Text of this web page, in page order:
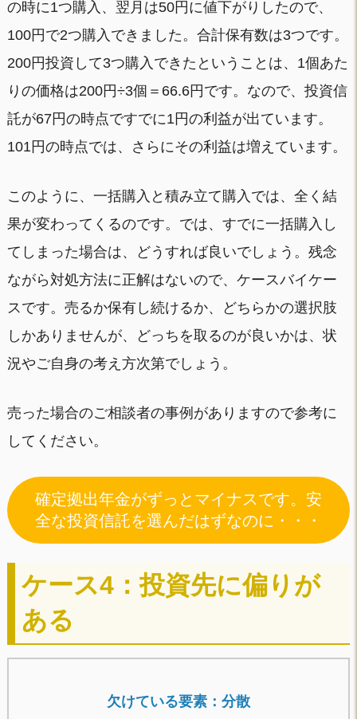
の時に1つ購入、翌月は50円に値下がりしたので、
100円で2つ購入できました。合計保有数は3つです。
200円投資して3つ購入できたということは、1個あた
りの価格は200円÷3個＝66.6円です。なので、投資信
託が67円の時点ですでに1円の利益が出ています。
101円の時点では、さらにその利益は増えています。
このように、一括購入と積み立て購入では、全く結
果が変わってくるのです。では、すでに一括購入し
てしまった場合は、どうすれば良いでしょう。残念
ながら対処方法に正解はないので、ケースバイケー
スです。売るか保有し続けるか、どちらかの選択肢
しかありませんが、どっちを取るのが良いかは、状
況やご自身の考え方次第でしょう。
売った場合のご相談者の事例がありますので参考に
してください。
確定拠出年金がずっとマイナスです。安
全な投資信託を選んだはずなのに・・・
ケース4：投資先に偏りが
ある
欠けている要素：分散